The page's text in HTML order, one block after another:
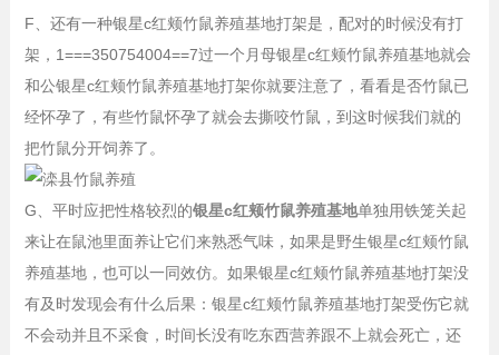
F、还有一种银星c红颊竹鼠养殖基地打架是，配对的时候没有打
架，1===350754004==7过一个月母银星c红颊竹鼠养殖基地就会
和公银星c红颊竹鼠养殖基地打架你就要注意了，看看是否竹鼠已
经怀孕了，有些竹鼠怀孕了就会去撕咬竹鼠，到这时候我们就的
把竹鼠分开饲养了。
G、平时应把性格较烈的银星c红颊竹鼠养殖基地单独用铁笼关起
来让在鼠池里面养让它们来熟悉气味，如果是野生银星c红颊竹鼠
养殖基地，也可以一同效仿。如果银星c红颊竹鼠养殖基地打架没
有及时发现会有什么后果：银星c红颊竹鼠养殖基地打架受伤它就
不会动并且不采食，时间长没有吃东西营养跟不上就会死亡，还